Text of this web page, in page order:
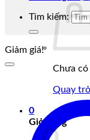
Chưa có
Quay
0
Giỏ hàng
Tìm kiếm:
Giảm giá!